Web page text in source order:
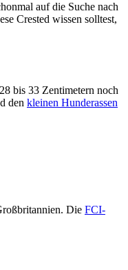
auf die Suche nach
Crested wis­sen soll­test,
bis 33 Zen­ti­me­tern noch
den klei­nen Hun­de­ras­sen
Die FCI-